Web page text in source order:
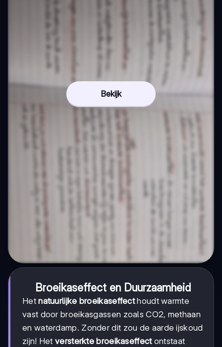
Bekijk
Broeikaseffect en Duurzaamheid
Hetnatuurlijke broeikaseffecthoudt warmte
vast door broeikasgassen zoals CO2, methaan
en waterdamp. Zonder dit zou de aarde ijskoud
zijn! Het versterkte broeikaseffectontstaat